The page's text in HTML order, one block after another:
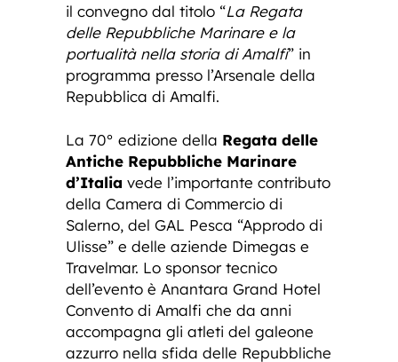
il convegno dal titolo “La Regata
delle Repubbliche Marinare e la
portualità nella storia di Amalfi” in
programma presso l’Arsenale della
Repubblica di Amalfi.
La 70° edizione della Regata delle
Antiche Repubbliche Marinare
d’Italia vede l’importante contributo
della Camera di Commercio di
Salerno, del GAL Pesca “Approdo di
Ulisse” e delle aziende Dimegas e
Travelmar. Lo sponsor tecnico
dell’evento è Anantara Grand Hotel
Convento di Amalfi che da anni
accompagna gli atleti del galeone
azzurro nella sfida delle Repubbliche